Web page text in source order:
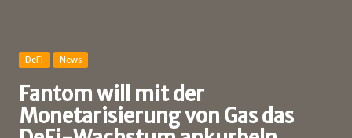
i
n
-
Posted
DeFi News
Fantom will mit der
Monetarisierung von Gas das